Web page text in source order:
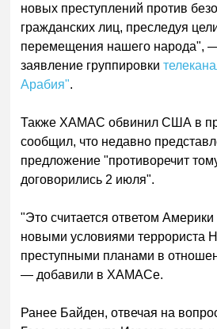
новых преступлений против
гражданских лиц, преследуя
перемещения нашего народа",
заявление группировки
Арабия".
Также ХАМАС обвинил США в
сообщил, что недавно
предложение "противоречит
договорились 2 июля".
"Это считается ответом
новыми условиями террориста
преступными планами в
— добавили в ХАМАСе.
Ранее Байден, отвечая на